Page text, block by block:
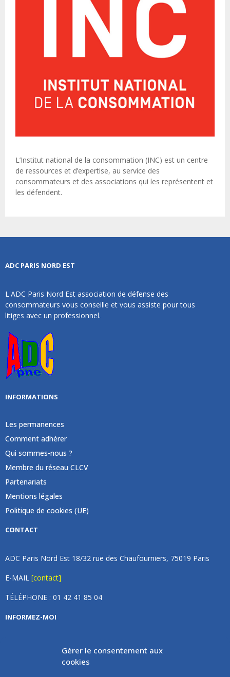
Gérer le consentement aux
cookies
L’Institut national de la consommation (INC) est un centre
de ressources et d’expertise, au service des
consommateurs et des associations qui les représentent et
les défendent.
ADC PARIS NORD EST
L'ADC Paris Nord Est association de défense des
consommateurs vous conseille et vous assiste pour tous
litiges avec un professionnel.
INFORMATIONS
Les permanences
Comment adhérer
Qui sommes-nous ?
Membre du réseau CLCV
Partenariats
Mentions légales
Politique de cookies (UE)
CONTACT
ADC Paris Nord Est 18/32 rue des Chaufourniers, 75019 Paris
E-MAIL [contact]
TÉLÉPHONE : 01 42 41 85 04
INFORMEZ-MOI
Inscrivez vous à notre newsletter et recevez une fois par
mois de nos nouvelles, aucun spam (on promet).